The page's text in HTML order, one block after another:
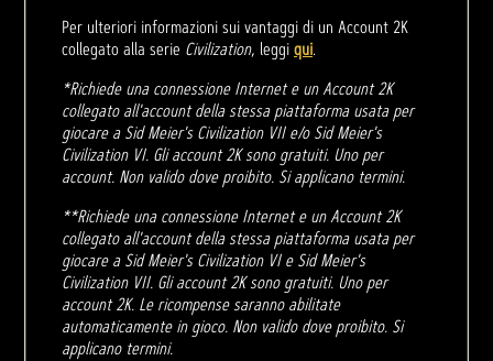
Per ulteriori informazioni sui vantaggi di un Account 2K
collegato alla serie Civilization, leggiqui.
*Richiede una connessione Internet e un Account 2K
collegato all'account della stessa piattaforma usata per
giocare a Sid Meier's Civilization VII e/o Sid Meier's
Civilization VI. Gli account 2K sono gratuiti. Uno per
account. Non valido dove proibito. Si applicano termini.
**Richiede una connessione Internet e un Account 2K
collegato all'account della stessa piattaforma usata per
giocare a Sid Meier's Civilization VI e Sid Meier's
Civilization VII. Gli account 2K sono gratuiti. Uno per
account 2K. Le ricompense saranno abilitate
automaticamente in gioco. Non valido dove proibito. Si
applicano termini.